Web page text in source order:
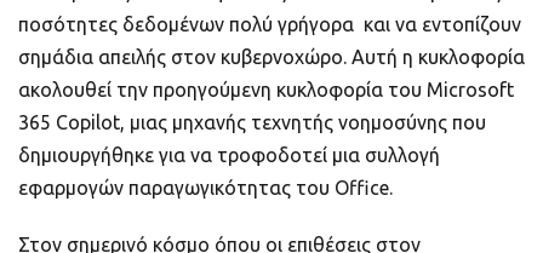
ποσότητες δεδομένων πολύ γρήγορα και να εντοπίζουν
σημάδια απειλής στον κυβερνοχώρο. Αυτή η κυκλοφορία
ακολουθεί την προηγούμενη κυκλοφορία του Microsoft
365 Copilot, μιας μηχανής τεχνητής νοημοσύνης που
δημιουργήθηκε για να τροφοδοτεί μια συλλογή
εφαρμογών παραγωγικότητας του Office.
Στον σημερινό κόσμο όπου οι επιθέσεις στον